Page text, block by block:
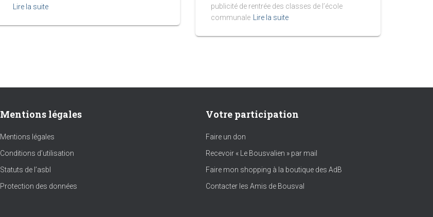
Lire la suite
publicité de rentrée des classes de l’école
communale
Lire la suite
Mentions légales
Mentions légales
Conditions d’utilisation
Statuts de l’asbl
Protection des données
Votre participation
Faire un don
Recevoir « Le Bousvalien » par mail
Faire mon shopping à la boutique des AdB
Contacter les Amis de Bousval